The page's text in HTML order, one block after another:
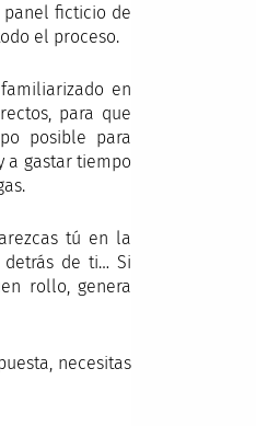
panel ficticio de
el proceso.
en
para que
posible para
a gastar tiempo
tú en la
de ti… Si
rollo, genera
necesitas